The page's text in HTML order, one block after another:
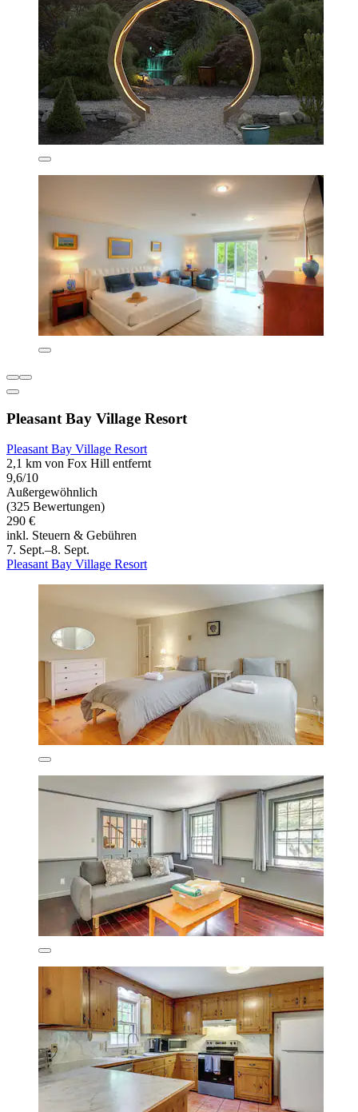
Pleasant Bay Village Resort
Pleasant Bay Village Resort
2,1 km von Fox Hill entfernt
9,6/10
Außergewöhnlich
(325 Bewertungen)
290 €
inkl. Steuern & Gebühren
7. Sept.–8. Sept.
Pleasant Bay Village Resort